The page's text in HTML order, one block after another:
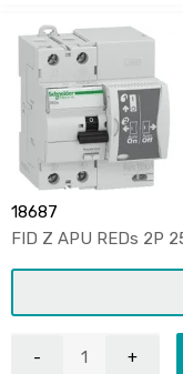
18687
FID Z APU REDs 2P